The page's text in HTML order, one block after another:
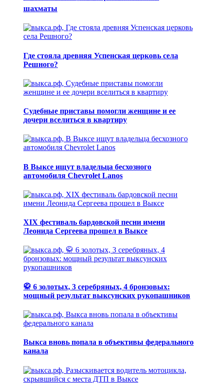
шахматы
Где стояла древняя Успенская церковь села
Решного?
Судебные приставы помогли женщине и ее
дочери вселиться в квартиру
В Выксе ищут владельца бесхозного
автомобиля Chevrolet Lanos
XIX фестиваль бардовской песни имени
Леонида Сергеева прошел в Выксе
🥋 6 золотых, 3 серебряных, 4 бронзовых:
мощный результат выксунских рукопашников
Выкса вновь попала в объективы федерального
канала